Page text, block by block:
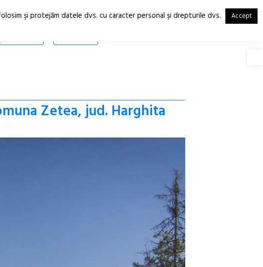
RO
EN
Zetea, jud. Harghita
şi protejăm datele dvs. cu caracter personal şi drepturile dvs. Accept